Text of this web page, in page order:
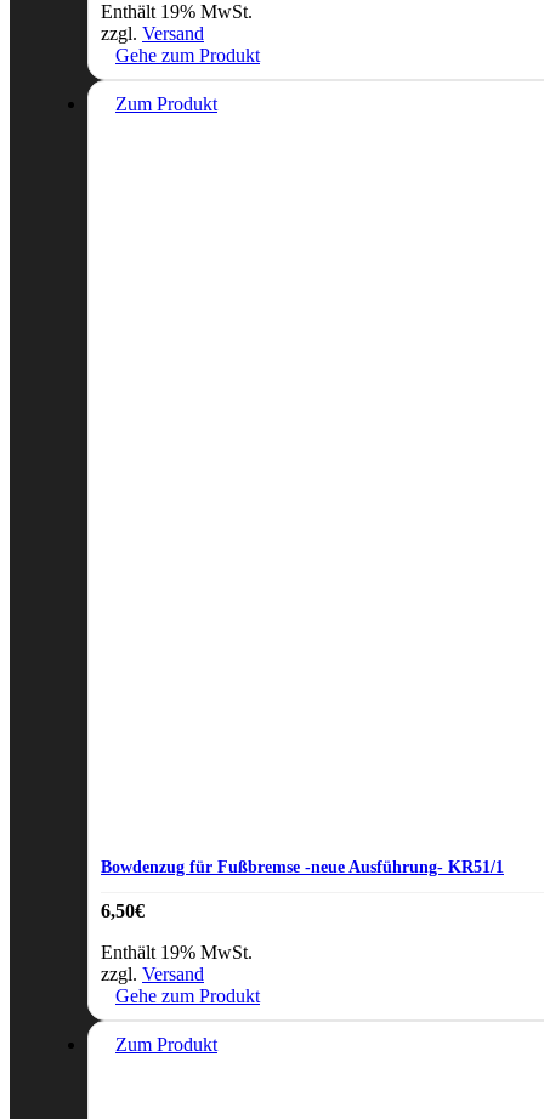
Enthält 19% MwSt.
zzgl. Versand
Gehe zum Produkt
Zum Produkt
Bowdenzug für Fußbremse -neue Ausführung- KR51/1
6,50€
Enthält 19% MwSt.
zzgl. Versand
Gehe zum Produkt
Zum Produkt